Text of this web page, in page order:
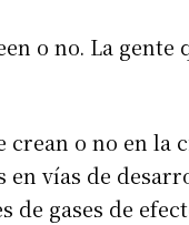
o no. La
crean o no en
en vías de
gases de